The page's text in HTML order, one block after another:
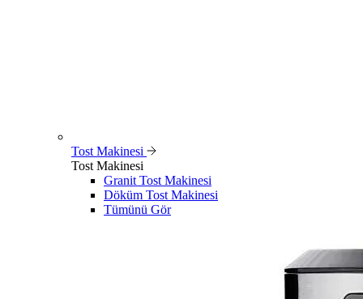
Tost Makinesi
Tost Makinesi
Granit Tost Makinesi
Döküm Tost Makinesi
Tümünü Gör